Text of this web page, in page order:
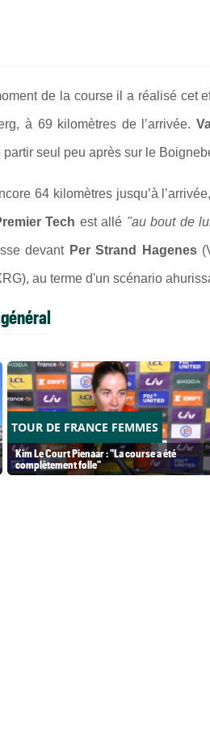
de la course il a réalisé cet
à 69 kilomètres de l’arrivée.
partir seul peu après sur le
64 kilomètres jusqu’à
Tech est allé "au bout de
devant Per Strand Hagenes
au terme d'un scénario
TOUR DE FRANCE FEMMES
Kim Le Court Pienaar : "La course a été
complètement folle"